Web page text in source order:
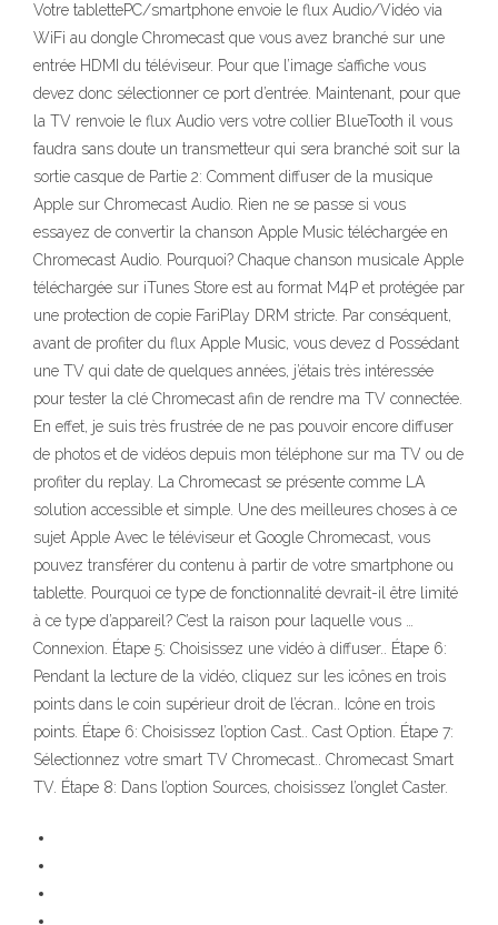
Votre tablettePC/smartphone envoie le flux Audio/Vidéo via
WiFi au dongle Chromecast que vous avez branché sur une
entrée HDMI du téléviseur. Pour que l’image s’affiche vous
devez donc sélectionner ce port d’entrée. Maintenant, pour que
la TV renvoie le flux Audio vers votre collier BlueTooth il vous
faudra sans doute un transmetteur qui sera branché soit sur la
sortie casque de Partie 2: Comment diffuser de la musique
Apple sur Chromecast Audio. Rien ne se passe si vous
essayez de convertir la chanson Apple Music téléchargée en
Chromecast Audio. Pourquoi? Chaque chanson musicale Apple
téléchargée sur iTunes Store est au format M4P et protégée par
une protection de copie FariPlay DRM stricte. Par conséquent,
avant de profiter du flux Apple Music, vous devez d Possédant
une TV qui date de quelques années, j’étais très intéressée
pour tester la clé Chromecast afin de rendre ma TV connectée.
En effet, je suis très frustrée de ne pas pouvoir encore diffuser
de photos et de vidéos depuis mon téléphone sur ma TV ou de
profiter du replay. La Chromecast se présente comme LA
solution accessible et simple. Une des meilleures choses à ce
sujet Apple Avec le téléviseur et Google Chromecast, vous
pouvez transférer du contenu à partir de votre smartphone ou
tablette. Pourquoi ce type de fonctionnalité devrait-il être limité
à ce type d’appareil? C’est la raison pour laquelle vous …
Connexion. Étape 5: Choisissez une vidéo à diffuser.. Étape 6:
Pendant la lecture de la vidéo, cliquez sur les icônes en trois
points dans le coin supérieur droit de l’écran.. Icône en trois
points. Étape 6: Choisissez l’option Cast.. Cast Option. Étape 7:
Sélectionnez votre smart TV Chromecast.. Chromecast Smart
TV. Étape 8: Dans l’option Sources, choisissez l’onglet Caster.